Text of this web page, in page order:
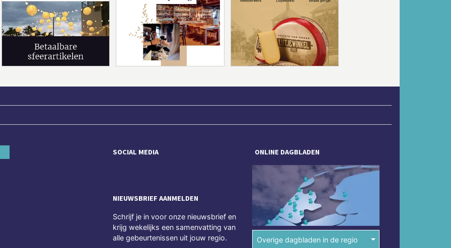
SOCIAL MEDIA
NIEUWSBRIEF AANMELDEN
Schrijf je in voor onze nieuwsbrief en
krijg wekelijks een samenvatting van
alle gebeurtenissen uit jouw regio.
ONLINE DAGBLADEN
Overige dagbladen in de regio